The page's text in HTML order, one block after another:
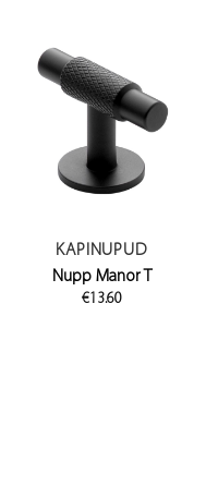
KAPINUPUD
Nupp Manor T
€13.60